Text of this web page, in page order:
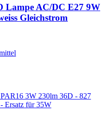
Lampe AC/DC E27 9W
Gleichstrom